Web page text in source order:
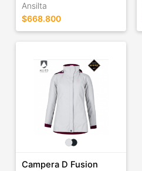
Ansilta
$668.800
Campera D Fusion